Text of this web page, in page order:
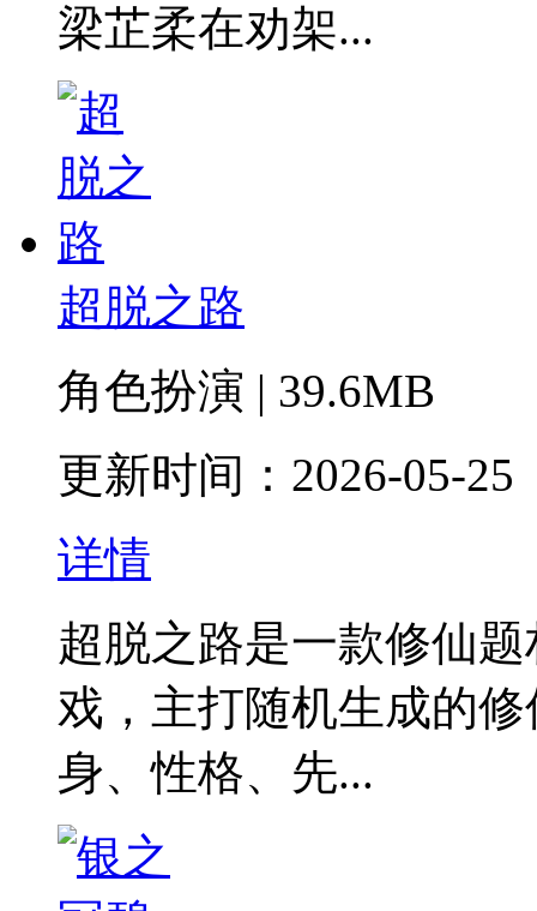
梁芷柔在劝架...
超脱之路
角色扮演 | 39.6MB
更新时间：2026-05-25
详情
超脱之路是一款修仙
戏，主打随机生成的
身、性格、先...